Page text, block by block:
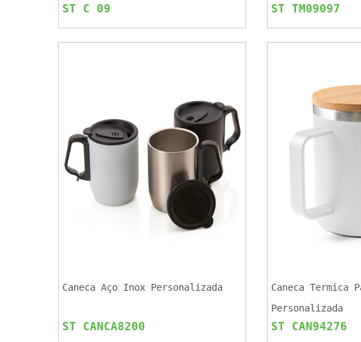
ST C 09 ST TM09097
Caneca Aço Inox Personalizada
ST CANCA8200
Caneca Termica
Personalizada
ST CAN94276